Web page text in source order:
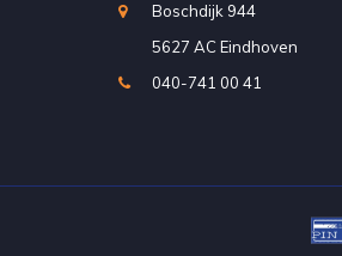
Boschdijk 944
5627 AC Eindhoven
040-741 00 41